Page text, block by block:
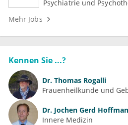
Medizin (m/w/d)
Psychiatrie und
Mehr Jobs
Kennen Sie ...?
Dr. Thomas Rogalli
Frauenheilkunde und
Dr. Jochen Gerd
Innere Medizin